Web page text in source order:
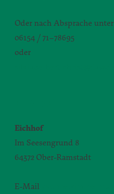
Oder nach Absprache unter
06154 / 71–78695
oder
Eichhof
Im Seesengrund 8
64372 Ober-Ramstadt
E-Mail